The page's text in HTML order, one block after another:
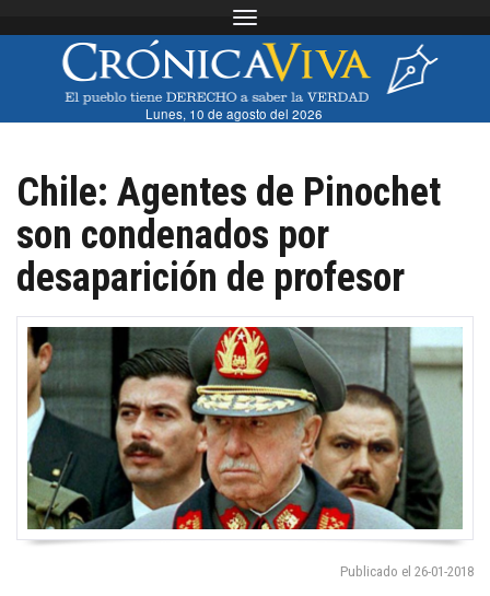
Toggle navigation
Lunes, 10 de agosto del 2026
Chile: Agentes de Pinochet
son condenados por
desaparición de profesor
Publicado el 26-01-2018